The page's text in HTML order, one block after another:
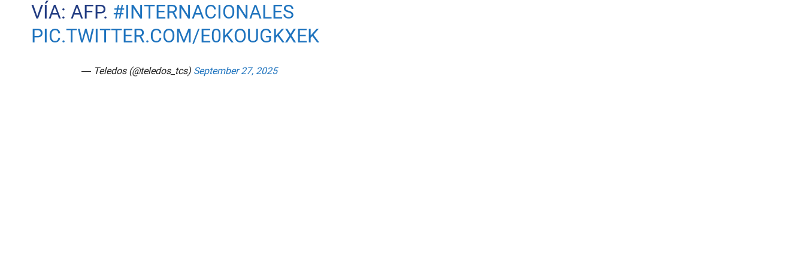
VÍA: AFP. #INTERNACIONALES
PIC.TWITTER.COM/E0KOUGKXEK
— Teledos (@teledos_tcs) September 27, 2025